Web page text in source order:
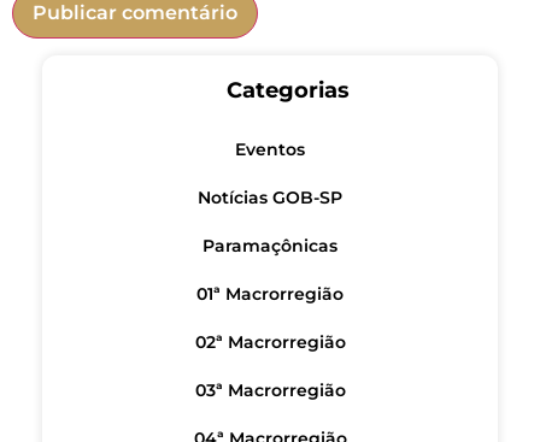
Categorias
Eventos
Notícias GOB-SP
Paramaçônicas
01ª Macrorregião
02ª Macrorregião
03ª Macrorregião